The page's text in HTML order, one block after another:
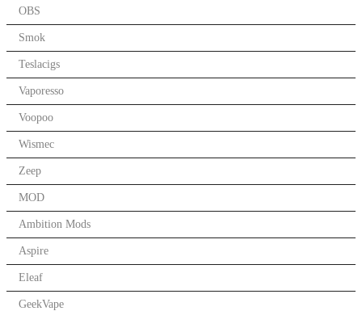
OBS
Smok
Teslacigs
Vaporesso
Voopoo
Wismec
Zeep
MOD
Ambition Mods
Aspire
Eleaf
GeekVape